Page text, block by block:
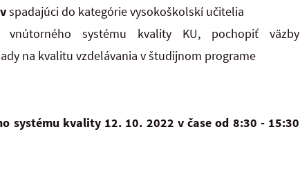
spadajúci do kategórie vysokoškolskí učitelia
systému kvality KU, pochopiť väzby
na kvalitu vzdelávania v študijnom programe
systému kvality 12. 10. 2022 v čase od 8:30 - 15:30